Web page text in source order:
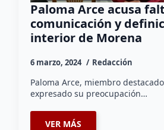
Paloma Arce acusa
comunicación y
interior de Morena
6 marzo, 2024 Redacción
Paloma Arce, miembro
expresado su preocupación…
VER MÁS